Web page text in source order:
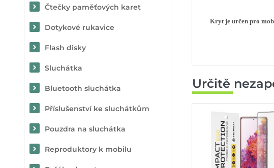
Čtečky paměťových karet
Dotykové rukavice
Flash disky
Sluchátka
Bluetooth sluchátka
Příslušenství ke sluchátkům
Pouzdra na sluchátka
Reproduktory k mobilu
Kryt je určen pro
Určitě